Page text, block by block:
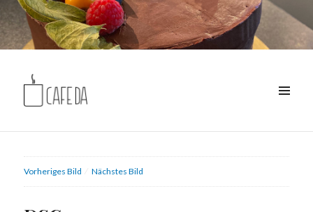
Vorheriges Bild Nächstes Bild